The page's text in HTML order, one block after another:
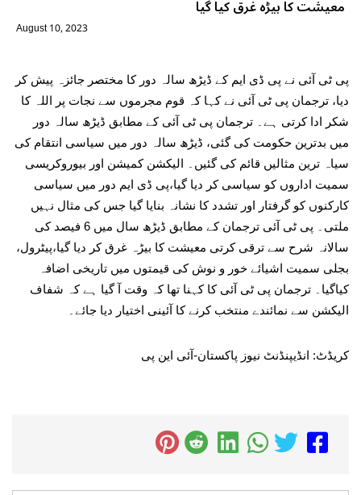
معیشت کا بیڑہ غرق کیا گیا
August 10, 2023
پی ٹی آئی نے پی ڈی ایم کے ڈیڑھ سالہ دور کا مختصر جائزہ پیش کر
دیا، ترجمان پی ٹی آئی نے کہا کہ قوم مجرموں سے نجات پر اللہ کا
شکر ادا کرتی ہے۔ ترجمان پی ٹی آئی کے مطابق ڈیڑھ سالہ دور
میں بدترین حکومت کی گئی، ڈیڑھ سالہ دور میں سیاسی انتقام کی
سیاہ ترین مثالیں قائم کی گئیں۔ الیکشن کمیشن اور بیوروکریسی
سمیت اداروں کو سیاسی کر دیا گیا،پی ڈی ایم دور میں سیاسی
کارکنوں کو گرفتار اور تشدد کا نشانہ بنایا گیا جس کی مثال نہیں
ملتی۔ پی ٹی آئی ترجمان کے مطابق ڈیڑھ سال میں 6 فیصد کی
سالانہ شرح سے ترقی کرتی معیشت کا بیڑہ غرق کر دیا گیا،پیٹرول،
بجلی سمیت اشیائے خور و نوش کی قیمتوں میں تاریخی اضافہ
کیاگیا۔ ترجمان پی ٹی آئی کا کہنا تھا کہ وقت آ گیا ہے کہ شفاف
الیکشن سے نمائندے منتخب کرنے کا آئینی اختیار دیا جائے۔
کریڈٹ: انڈیپنڈنٹ نیوز پاکستان-آئی این پی